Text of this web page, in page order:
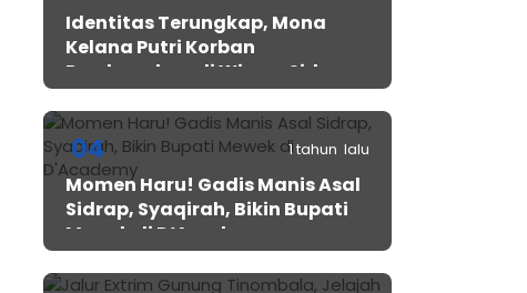
Identitas Terungkap, Mona
Kelana Putri Korban
Pembunuhan di Wisma Sidrap
04 1 tahun lalu
Momen Haru! Gadis Manis Asal
Sidrap, Syaqirah, Bikin Bupati
Mewek di D’Academy​